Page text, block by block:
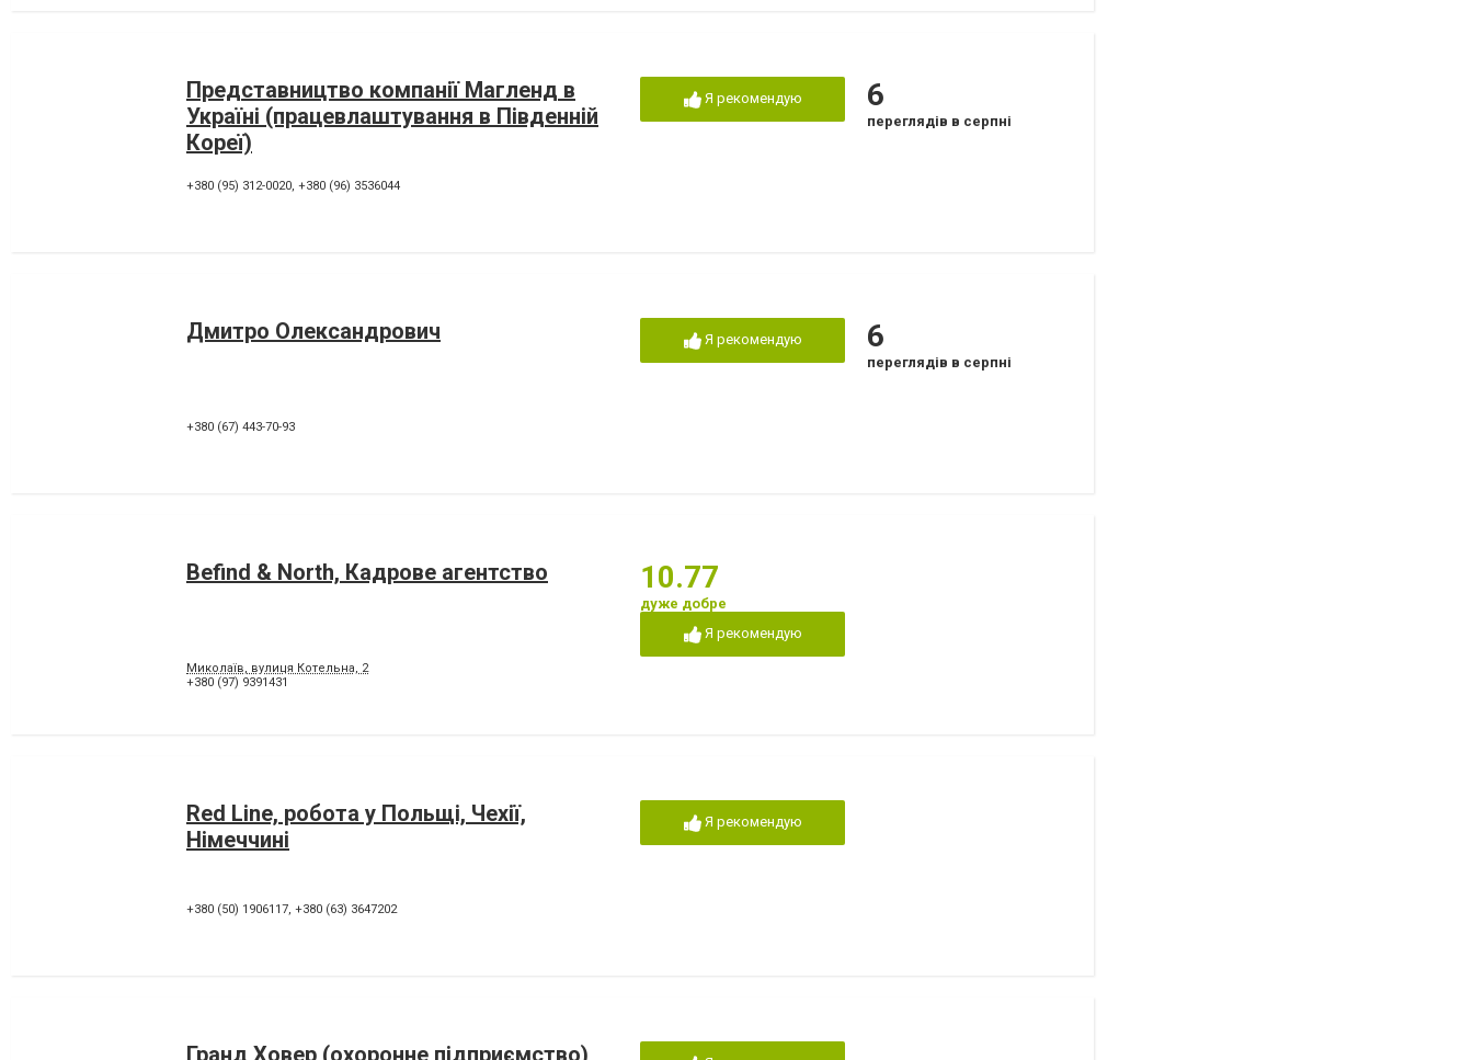
Представництво компанії Магленд в
Україні (працевлаштування в Південній
Кореї)
+380 (95) 312-0020, +380 (96) 3536044
Я рекомендую 6
переглядів в серпні
Дмитро Олександрович
+380 (67) 443-70-93
Я рекомендую 6
переглядів в серпні
Befind & North, Кадрове агентство
Миколаїв, вулиця Котельна, 2
+380 (97) 9391431
10.77
дуже добре
Я рекомендую
Red Line, робота у Польщі, Чехії,
Німеччині
+380 (50) 1906117, +380 (63) 3647202
Я рекомендую
Гранд Ховер (охоронне підприємство)